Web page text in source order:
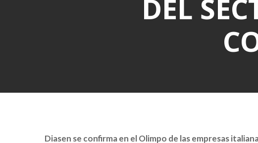
DEL
Diasen se confirma en el Olimpo de las empresas